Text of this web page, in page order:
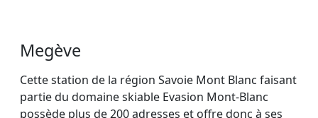
Megève
Cette station de la région Savoie Mont Blanc faisant
partie du domaine skiable Evasion Mont-Blanc
possède plus de 200 adresses et offre donc à ses